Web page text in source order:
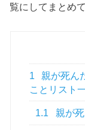
覧にしてまとめ
1
親が死ん
ことリスト
1.1 親が